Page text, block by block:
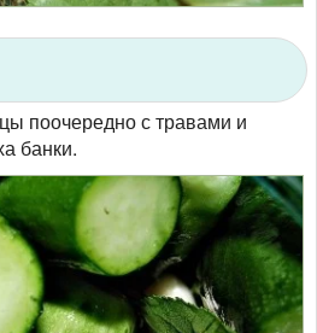
поочередно с травами и
банки.